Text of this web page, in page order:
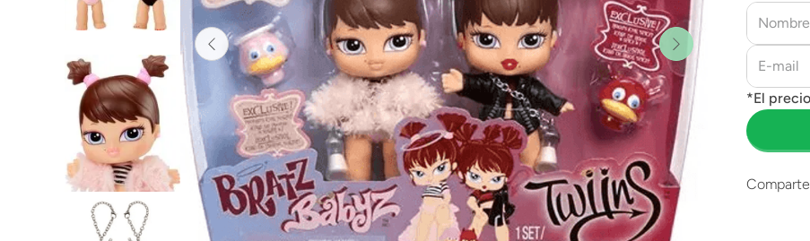
Construcción
Peluches
Vehículos y Pistas
Comparte